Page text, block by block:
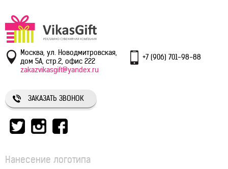
Москва, ул. Новодмитровская,
дом 5А, стр.2, офис 222
+7 (906) 701-98-88
zakazvikasgift@yandex.ru
ЗАКАЗАТЬ ЗВОНОК
Нанесение логотипа